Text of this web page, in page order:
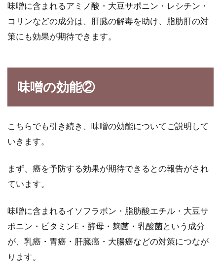
味噌に含まれるアミノ酸・大豆サポニン・レシチン・
コリンなどの成分は、肝臓の解毒を助け、脂肪肝の対
策にも効果が期待できます。
味噌の効能②
こちらでも引き続き、味噌の効能についてご説明して
いきます。
まず、癌を予防する効果が期待できるとの報告がされ
ています。
味噌に含まれるイソフラボン・脂肪酸エチル・大豆サ
ポニン・ビタミンE・酵母・麹菌・乳酸菌という成分
が、乳癌・胃癌・肝臓癌・大腸癌などの対策につなが
ります。